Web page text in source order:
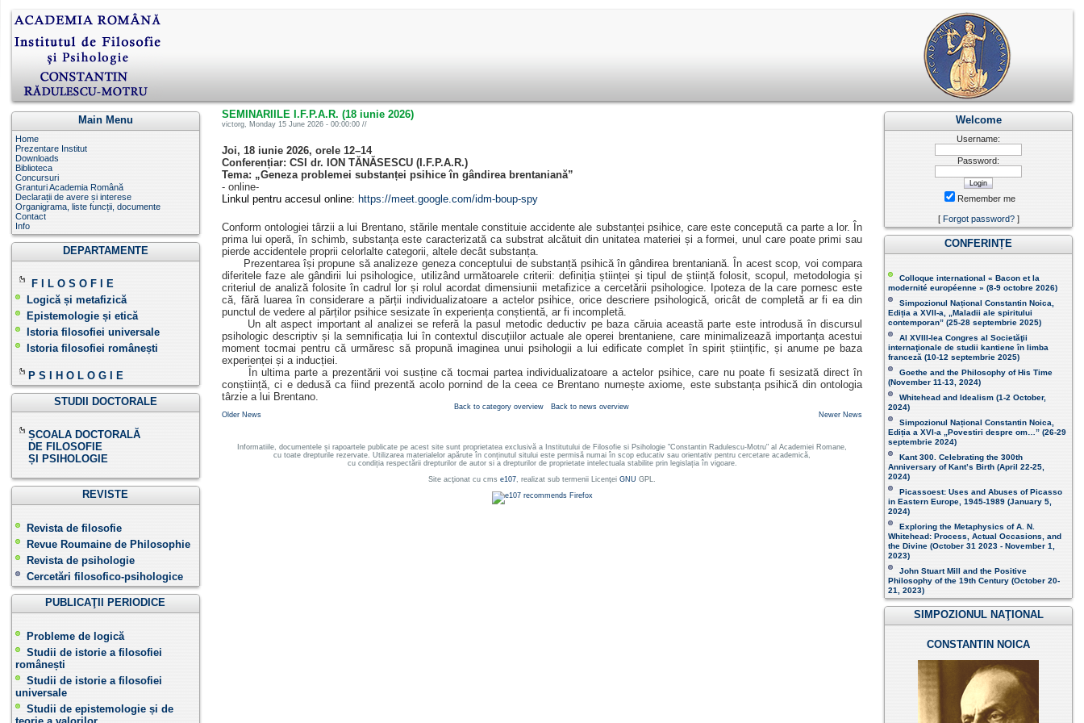
Main Menu
Home
Prezentare Institut
Downloads
Biblioteca
Concursuri
Granturi Academia Română
Declarații de avere și interese
Organigrama, liste funcții, documente
Contact
Info
DEPARTAMENTE
F I L O S O F I E
Logică și metafizică
Epistemologie și etică
Istoria filosofiei universale
Istoria filosofiei românești
P S I H O L O G I E
STUDII DOCTORALE
ȘCOALA DOCTORALĂ
DE FILOSOFIE
ȘI PSIHOLOGIE
REVISTE
Revista de filosofie
Revue Roumaine de Philosophie
Revista de psihologie
Cercetări filosofico-psihologice
PUBLICAŢII PERIODICE
Probleme de logică
Studii de istorie a filosofiei
românești
Studii de istorie a filosofiei
universale
Studii de epistemologie și de
Welcome
Username:
Password:
Remember me
[ Forgot password?]
CONFERINȚE
Colloque international « Bacon et la
modernité européenne » (8-9 octobre 2026 )
Simpozionul Național Constantin Noica,
Ediția a XVII-a, „Maladii ale spiritului
contemporan ” (25-28 septembrie 2025 )
Al XVIII-lea Congres al Societăţii
internaţionale de studii kantiene în limba
franceză (10-12 septembrie 2025)
Goethe and the Philosophy of His Time
(November 11-13, 2024 )
Whitehead and Idealism (1-2 October,
2024)
Simpozionul Național Constantin Noica,
Ediția a XVI-a „Povestiri despre om…” (26-29
septembrie 2024)
Kant 300. Celebrating the 300th
Anniversary of Kant’s Birth (April 22-25,
2024)
Picassoest: Uses and Abuses of Picasso
in Eastern Europe, 1945-1989 (January 5,
2024)
Exploring the Metaphysics of A. N.
Whitehead: Process, Actual Occasions, and
the Divine (October 31 2023 - November 1,
2023)
John Stuart Mill and the Positive
Philosophy of the 19th Century (October 20-
21, 2023 )
SIMPOZIONUL NAŢIONAL
CONSTANTIN NOICA
SEMINARIILE I.F.P.A.R. (18 iunie 2026)
victorg, Monday 15 June 2026 - 00:00:00 //
Joi, 18 iunie 2026 , orele 12–14
Conferențiar: CSI dr. ION TĂNĂSESCU (I.F.P.A.R.)
Tema: „Geneza problemei substanței psihice în gândirea brentaniană”
- online-
Linkul pentru accesul online: https://meet.google.com/idm-boup-spy
Conform ontologiei târzii a lui Brentano, stările mentale constituie accidente ale substanței psihice, care este concepută ca parte a lor. În
prima lui operă, în schimb, substanța este caracterizată ca substrat alcătuit din unitatea materiei și a formei, unul care poate primi sau
pierde accidentele proprii celorlalte categorii, altele decât substanța.
Prezentarea își propune să analizeze geneza conceptului de substanță psihică în gândirea brentaniană. În acest scop, voi compara
diferitele faze ale gândirii lui psihologice, utilizând următoarele criterii: definiția științei și tipul de știință folosit, scopul, metodologia și
criteriul de analiză folosite în cadrul lor și rolul acordat dimensiunii metafizice a cercetării psihologice. Ipoteza de la care pornesc este
că, fără luarea în considerare a părții individualizatoare a actelor psihice, orice descriere psihologică, oricât de completă ar fi ea din
punctul de vedere al părților psihice sesizate în experiența conștientă, ar fi incompletă.
Un alt aspect important al analizei se referă la pasul metodic deductiv pe baza căruia această parte este introdusă în discursul
psihologic descriptiv și la semnificația lui în contextul discuțiilor actuale ale operei brentaniene, care minimalizează importanța acestui
moment tocmai pentru că urmăresc să propună imaginea unui psihologii a lui edificate complet în spirit științific, și anume pe baza
experienței și a inducției.
În ultima parte a prezentării voi susține că tocmai partea individualizatoare a actelor psihice, care nu poate fi sesizată direct în
conștiință, ci e dedusă ca fiind prezentă acolo pornind de la ceea ce Brentano numește axiome, este substanța psihică din ontologia
târzie a lui Brentano.
Back to category overview
Back to news overview
Older News
Newer News
Informatiile, documentele și rapoartele publicate pe acest site sunt proprietatea exclusivă a Institutului de Filosofie si Psihologie "Constantin Radulescu-Motru" al Academiei Romane,
cu toate drepturile rezervate. Utilizarea materialelor apărute în conținutul sitului este permisă numai în scop educativ sau orientativ pentru cercetare academică,
cu condiția respectării drepturilor de autor si a drepturilor de proprietate intelectuala stabilite prin legislația în vigoare.
Site acţionat cu cms e107, realizat sub termenii Licenţei GNU GPL.